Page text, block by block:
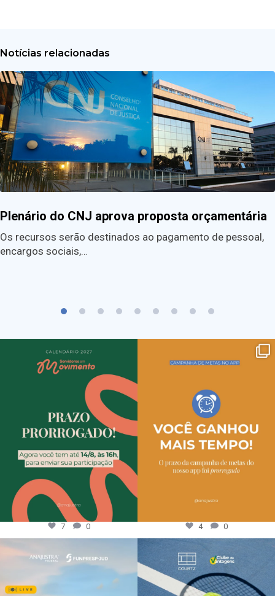
Notícias relacionadas
Plenário do CNJ aprova proposta orçamentária
Os recursos serão destinados ao pagamento de pessoal,
encargos sociais,…
7 0 4 0